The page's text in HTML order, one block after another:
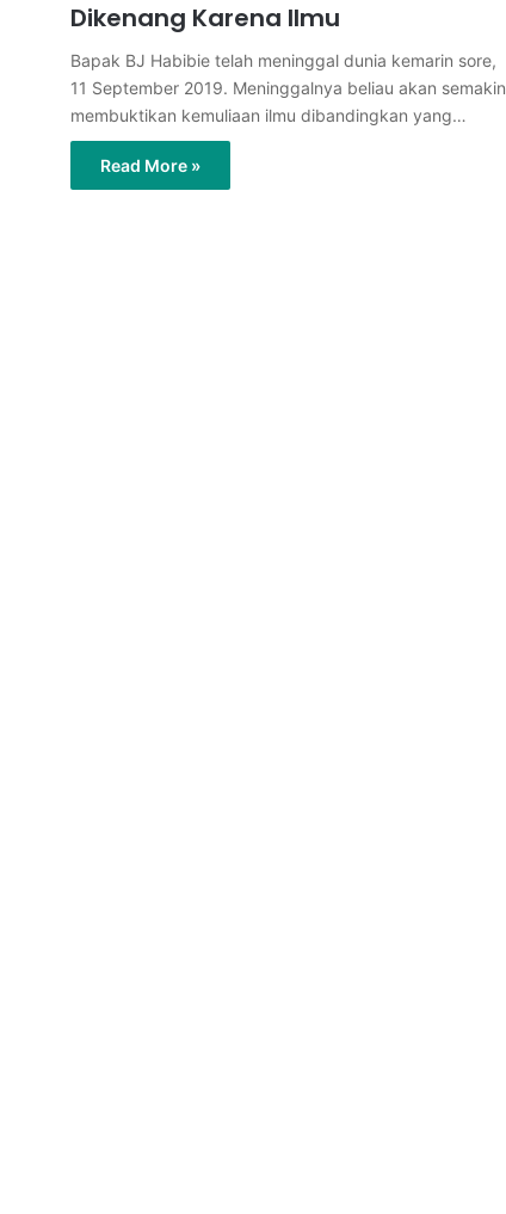
Dikenang Karena Ilmu
Bapak BJ Habibie telah meninggal dunia kemarin sore,
11 September 2019. Meninggalnya beliau akan semakin
membuktikan kemuliaan ilmu dibandingkan yang…
Read More »